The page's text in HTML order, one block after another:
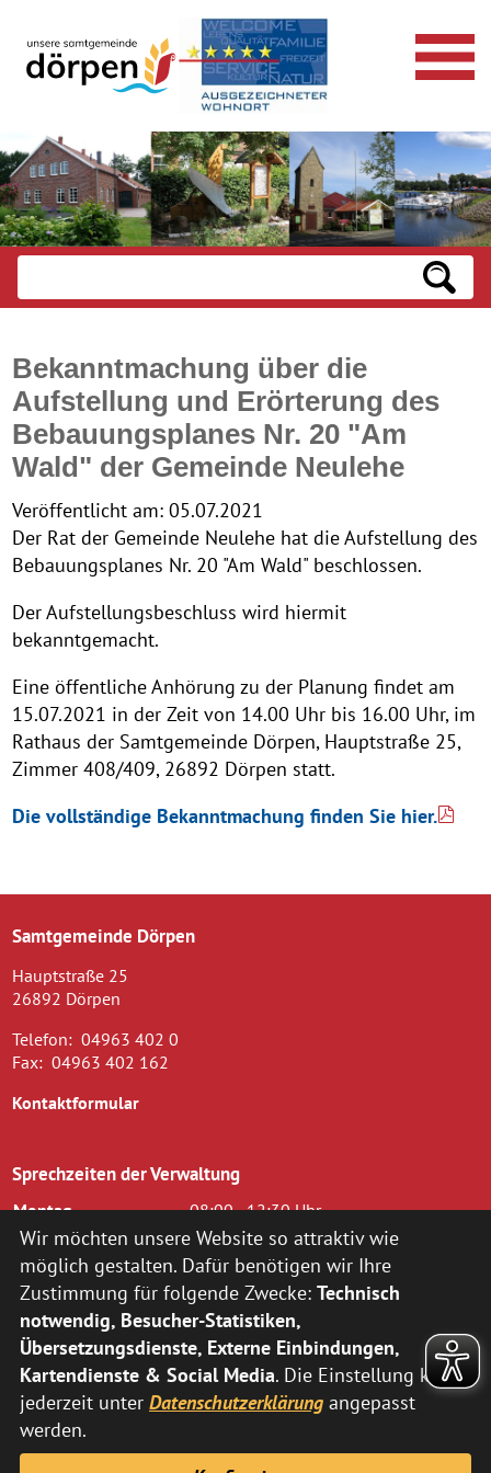
Bekanntmachung über die
Aufstellung und Erörterung des
Bebauungsplanes Nr. 20 "Am
Wald" der Gemeinde Neulehe
Veröffentlicht am: 05.07.2021
Der Rat der Gemeinde Neulehe hat die Aufstellung des
Bebauungsplanes Nr. 20 "Am Wald" beschlossen.
Der Aufstellungsbeschluss wird hiermit
bekanntgemacht.
Eine öffentliche Anhörung zu der Planung findet am
15.07.2021 in der Zeit von 14.00 Uhr bis 16.00 Uhr, im
Rathaus der Samtgemeinde Dörpen, Hauptstraße 25,
Zimmer 408/409, 26892 Dörpen statt.
Die vollständige Bekanntmachung finden Sie hier.
Samtgemeinde Dörpen
Hauptstraße 25
26892 Dörpen
Telefon: 04963 402 0
Fax: 04963 402 162
Kontaktformular
Sprechzeiten der Verwaltung
Montag
08:00 - 12:30 Uhr
Dienstag
08.00 - 12.30 Uhr und 14.00 - 16.00
Uhr
Mittwoch
08.00 - 12.30 Uhr
Donnerstag
14.00 - 18.00 Uhr
Freitag
08.00 - 12.00 Uhr
zusätzlich nach vorheriger Terminvereinbarung:
Montag
14:00 - 16:00 Uhr
Donnerstag
Abweichende Sprechzeiten der Fachbereiche können Sie
Wir möchten unsere Website so attraktiv wie
möglich gestalten. Dafür benötigen wir Ihre
Zustimmung für folgende Zwecke: Technisch
notwendig, Besucher-Statistiken,
Übersetzungsdienste, Externe Einbindungen,
Kartendienste & Social Media. Die Einstellung kann
jederzeit unter Datenschutzerklärung angepasst
werden.